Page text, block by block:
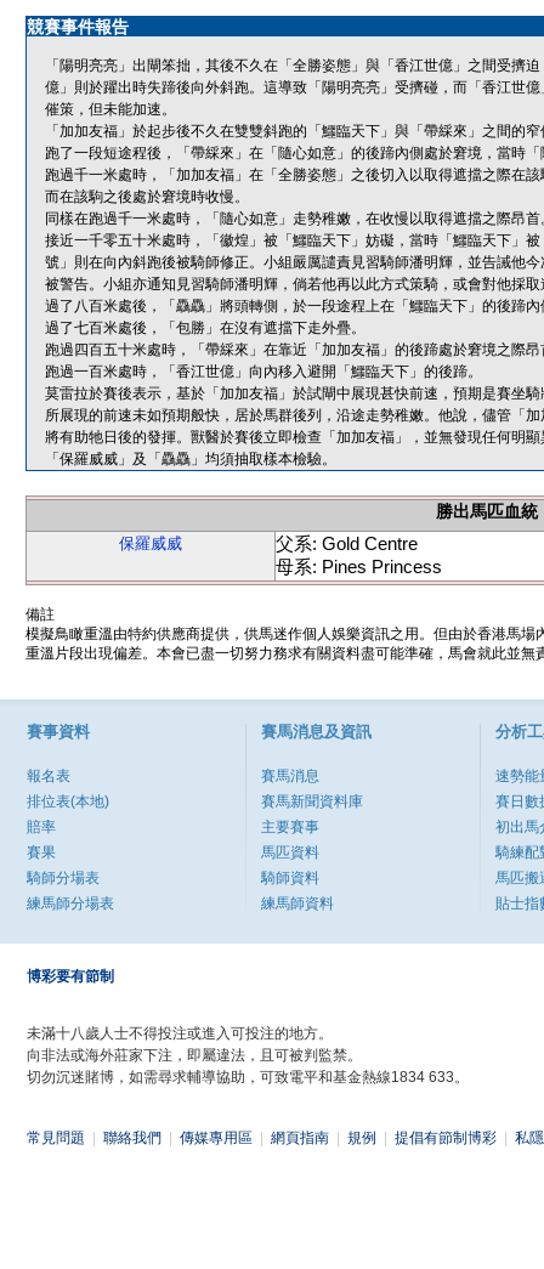
競賽事件報告
「陽明亮亮」出閘笨拙，其後不久在「全勝姿態」與「香江世億」之間受擠
億」則於躍出時失蹄後向外斜跑。這導致「陽明亮亮」受擠碰，而「香江世
催策，但未能加速。
「加加友福」於起步後不久在雙雙斜跑的「鱷臨天下」與「帶綵來」之間的
跑了一段短途程後，「帶綵來」在「隨心如意」的後蹄內側處於窘境，當時
跑過千一米處時，「加加友福」在「全勝姿態」之後切入以取得遮擋之際在
而在該駒之後處於窘境時收慢。
同樣在跑過千一米處時，「隨心如意」走勢稚嫩，在收慢以取得遮擋之際昂首
接近一千零五十米處時，「徽煌」被「鱷臨天下」妨礙，當時「鱷臨天下」
號」則在向內斜跑後被騎師修正。小組嚴厲譴責見習騎師潘明輝，並告誡他
被警告。小組亦通知見習騎師潘明輝，倘若他再以此方式策騎，或會對他採
過了八百米處後，「驫驫」將頭轉側，於一段途程上在「鱷臨天下」的後蹄
過了七百米處後，「包勝」在沒有遮擋下走外疊。
跑過四百五十米處時，「帶綵來」在靠近「加加友福」的後蹄處於窘境之際
跑過一百米處時，「香江世億」向內移入避開「鱷臨天下」的後蹄。
莫雷拉於賽後表示，基於「加加友福」於試閘中展現甚快前速，預期是賽坐
所展現的前速未如預期般快，居於馬群後列，沿途走勢稚嫩。他說，儘管「
將有助牠日後的發揮。獸醫於賽後立即檢查「加加友福」，並無發現任何明
「保羅威威」及「驫驫」均須抽取樣本檢驗。
勝出馬匹血統
保羅威威
父系: Gold Centre
母系: Pines Princess
備註
模擬鳥瞰重溫由特約供應商提供，供馬迷作個人娛樂資訊之用。但由於香港馬
重溫片段出現偏差。本會已盡一切努力務求有關資料盡可能準確，馬會就此並
賽事資料
報名表
排位表(本地)
賠率
賽果
騎師分場表
練馬師分場表
賽馬消息及資訊
賽馬消息
賽馬新聞資料庫
主要賽事
馬匹資料
騎師資料
練馬師資料
分析
速勢能
賽日數
初出馬
騎練配
馬匹搬
貼士指
博彩要有節制
未滿十八歲人士不得投注或進入可投注的地方。
向非法或海外莊家下注，即屬違法，且可被判監禁。
切勿沉迷賭博，如需尋求輔導協助，可致電平和基金熱線1834 633。
常見問題 聯絡我們 傳媒專用區 網頁指南 規例 提倡有節制博彩 私